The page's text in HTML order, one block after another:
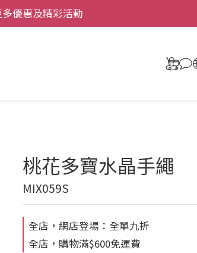
兼免運費。
優惠及精彩活動
桃花多寶水晶手繩
MIX059S
全店，網店登場：全單九折
全店，購物滿$600免運費